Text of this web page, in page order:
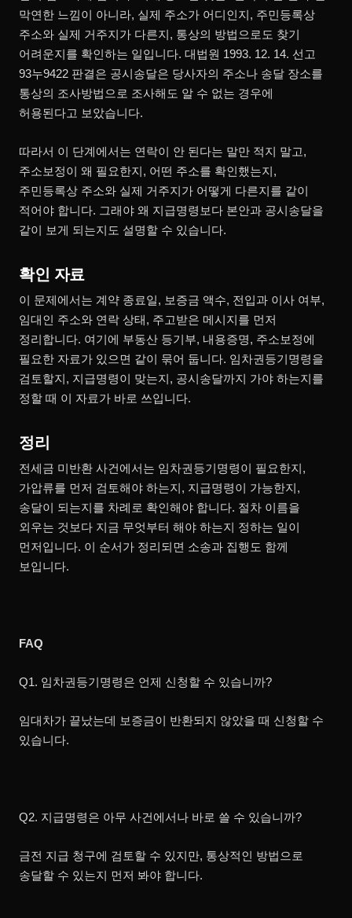
막연한 느낌이 아니라, 실제 주소가 어디인지, 주민등록상
주소와 실제 거주지가 다른지, 통상의 방법으로도 찾기
어려운지를 확인하는 일입니다. 대법원 1993. 12. 14. 선고
93누9422 판결은 공시송달은 당사자의 주소나 송달 장소를
통상의 조사방법으로 조사해도 알 수 없는 경우에
허용된다고 보았습니다.
따라서 이 단계에서는 연락이 안 된다는 말만 적지 말고,
주소보정이 왜 필요한지, 어떤 주소를 확인했는지,
주민등록상 주소와 실제 거주지가 어떻게 다른지를 같이
적어야 합니다. 그래야 왜 지급명령보다 본안과 공시송달을
같이 보게 되는지도 설명할 수 있습니다.
확인 자료
이 문제에서는 계약 종료일, 보증금 액수, 전입과 이사 여부,
임대인 주소와 연락 상태, 주고받은 메시지를 먼저
정리합니다. 여기에 부동산 등기부, 내용증명, 주소보정에
필요한 자료가 있으면 같이 묶어 둡니다. 임차권등기명령을
검토할지, 지급명령이 맞는지, 공시송달까지 가야 하는지를
정할 때 이 자료가 바로 쓰입니다.
정리
전세금 미반환 사건에서는 임차권등기명령이 필요한지,
가압류를 먼저 검토해야 하는지, 지급명령이 가능한지,
송달이 되는지를 차례로 확인해야 합니다. 절차 이름을
외우는 것보다 지금 무엇부터 해야 하는지 정하는 일이
먼저입니다. 이 순서가 정리되면 소송과 집행도 함께
보입니다.
FAQ
Q1. 임차권등기명령은 언제 신청할 수 있습니까?
임대차가 끝났는데 보증금이 반환되지 않았을 때 신청할 수
있습니다.
Q2. 지급명령은 아무 사건에서나 바로 쓸 수 있습니까?
금전 지급 청구에 검토할 수 있지만, 통상적인 방법으로
송달할 수 있는지 먼저 봐야 합니다.